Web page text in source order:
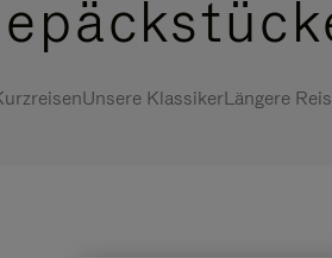
Unsere KlassikerLängere